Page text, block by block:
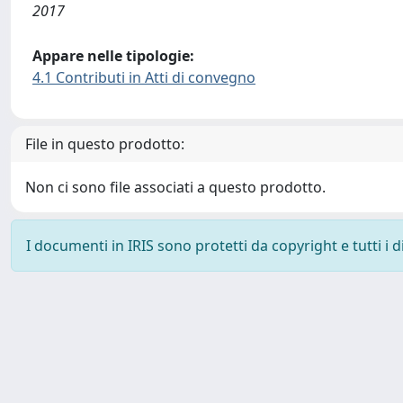
2017
Appare nelle tipologie:
4.1 Contributi in Atti di convegno
File in questo prodotto:
Non ci sono file associati a questo prodotto.
I documenti in IRIS sono protetti da copyright e tutti i